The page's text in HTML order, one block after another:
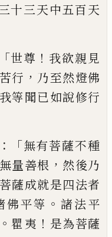
十三天中五百天
世尊 ！ 我欲親 見
行 ， 乃至然燈佛
我等聞已如說修行
：「無有菩薩不種
量善根 ， 然後乃
菩薩成就是四法者
佛平等 。 諸法平
。 瞿 夷 ！ 是為菩薩